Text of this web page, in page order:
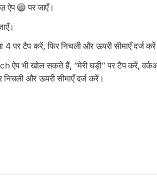
ऐप
पर जाएँ।
पर टैप करें, फिर निचली और ऊपरी सीमाएँ दर्ज
भी खोल सकते हैं, “मेरी घड़ी” पर टैप करें,
और ऊपरी सीमाएँ दर्ज करें।